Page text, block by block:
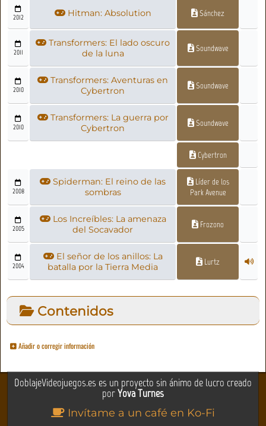
2012 Hitman: Absolution Sánchez
2011
Transformers: El lado oscuro
de la luna
Soundwave
2010
Transformers: Aventuras en
Cybertron
Soundwave
2010
Transformers: La guerra por
Cybertron
Soundwave
Cybertron
2008
Spiderman: El reino de las
sombras
Líder de los
Park Avenue
2005
Los Increíbles: La amenaza
del Socavador
Frozono
2004
El señor de los anillos: La
batalla por la Tierra Media
Lurtz
Contenidos
Añadir o corregir información
DoblajeVideojuegos.es es un proyecto sin ánimo de lucro creado
porYova Turnes
Invítame a un café en Ko-Fi